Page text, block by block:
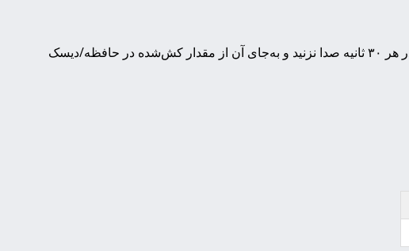
بازیابی موجودی حساب با کلید آن حساب. لطفاً این متد را بیش از یک‌بار در هر ۳۰ ثانیه صدا نزنید و به‌جای آن از مقدار کش‌شده در حافظه/دیسک